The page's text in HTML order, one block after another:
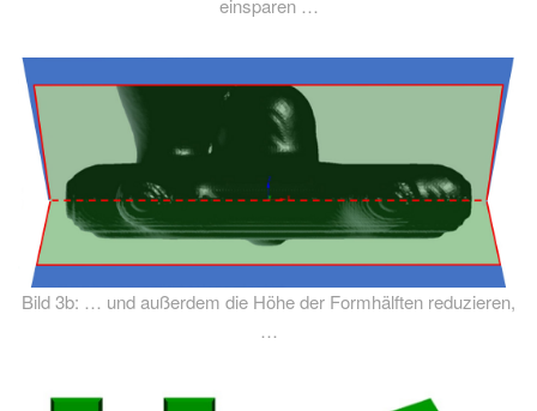
Bild 3b: … und außerdem die Höhe der Formhälften reduzieren,
…